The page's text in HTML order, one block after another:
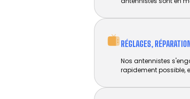
RÉGLAGES,
Nos antennistes
rapidement possible,